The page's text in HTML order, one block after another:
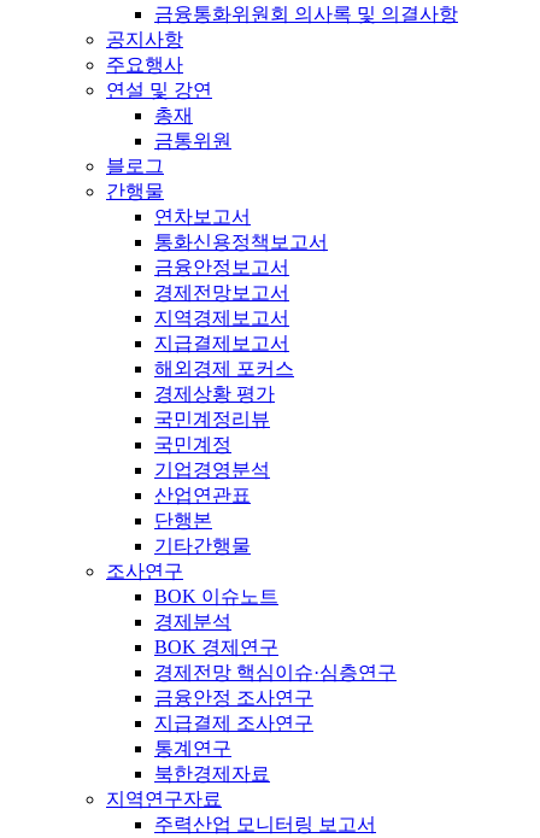
금융통화위원회 의사록 및 의결사항
공지사항
주요행사
연설 및 강연
총재
금통위원
블로그
간행물
연차보고서
통화신용정책보고서
금융안정보고서
경제전망보고서
지역경제보고서
지급결제보고서
해외경제 포커스
경제상황 평가
국민계정리뷰
국민계정
기업경영분석
산업연관표
단행본
기타간행물
조사연구
BOK 이슈노트
경제분석
BOK 경제연구
경제전망 핵심이슈·심층연구
금융안정 조사연구
지급결제 조사연구
통계연구
북한경제자료
지역연구자료
주력산업 모니터링 보고서